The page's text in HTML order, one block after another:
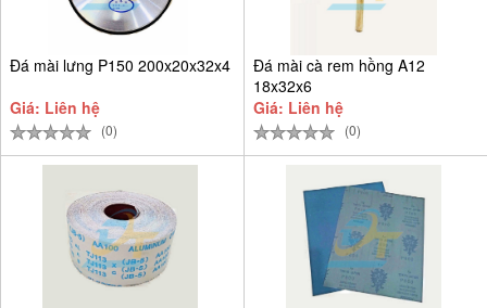
Đá mài lưng P150 200x20x32x4
Giá: Liên hệ
(0)
Đá mài cà rem hồng A12
18x32x6
Giá: Liên hệ
(0)